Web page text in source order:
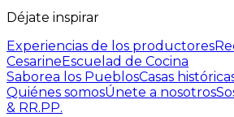
Déjate inspirar
Experiencias de los productores
CesarineEscuelad de Cocina
Saborea los PueblosCasas
Quiénes somosÚnete a nosotros
& RR.PP.